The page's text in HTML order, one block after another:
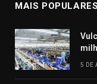
MAIS POPULARES
5 DE